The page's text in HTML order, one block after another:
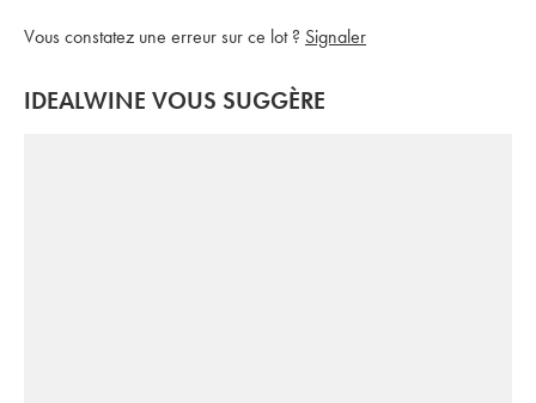
Vous constatez une erreur sur ce lot ? Signaler
IDEALWINE VOUS SUGGÈRE